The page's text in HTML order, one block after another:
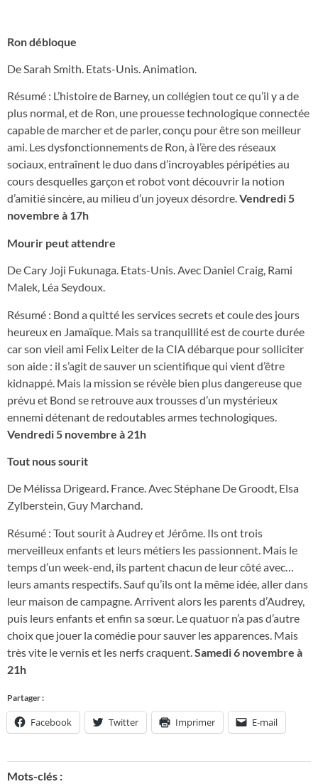
Ron débloque
De Sarah Smith. Etats-Unis. Animation.
Résumé : L’histoire de Barney, un collégien tout ce qu’il y a de
plus normal, et de Ron, une prouesse technologique connectée
capable de marcher et de parler, conçu pour être son meilleur
ami. Les dysfonctionnements de Ron, à l’ère des réseaux
sociaux, entraînent le duo dans d’incroyables péripéties au
cours desquelles garçon et robot vont dé­couvrir la notion
d’amitié sincère, au mi­lieu d’un joyeux désordre.Vendredi 5
novembre à 17h
Mourir peut attendre
De Cary Joji Fukunaga. Etats-Unis. Avec Daniel Craig, Rami
Malek, Léa Seydoux.
Résumé : Bond a quitté les services secrets et coule des jours
heu­reux en Jamaïque. Mais sa tranquillité est de courte durée
car son vieil ami Felix Lei­ter de la CIA débarque pour solliciter
son aide : il s’agit de sauver un scientifique qui vient d’être
kidnappé. Mais la mission se révèle bien plus dangereuse que
prévu et Bond se retrouve aux trousses d’un mys­térieux
ennemi détenant de redoutables armes technologiques.
Vendredi 5 novembre à 21h
Tout nous sourit
De Mélissa Drigeard. France. Avec Stéphane De Groodt, Elsa
Zylberstein, Guy Marchand.
Résumé : Tout sourit à Audrey et Jérôme. Ils ont trois
merveilleux enfants et leurs métiers les passionnent. Mais le
temps d’un week-end, ils partent chacun de leur côté avec…
leurs amants respectifs. Sauf qu’ils ont la même idée, aller dans
leur maison de campagne. Arrivent alors les parents d’Audrey,
puis leurs enfants et enfin sa sœur. Le quatuor n’a pas d’autre
choix que jouer la comédie pour sauver les apparences. Mais
très vite le vernis et les nerfs craquent. Samedi 6 novembre à
21h
Partager :
Facebook Twitter Imprimer E-mail
Mots-clés :